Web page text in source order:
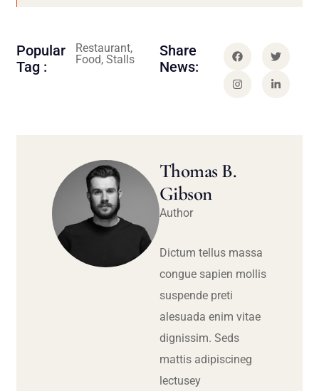
Popular
Tag :
Restaurant,
Food, Stalls
Share
News:
Thomas B.
Gibson
Author
Dictum tellus massa
congue sapien mollis
suspende preti
alesuada enim vitae
dignissim. Seds
mattis adipiscineg
lectusey